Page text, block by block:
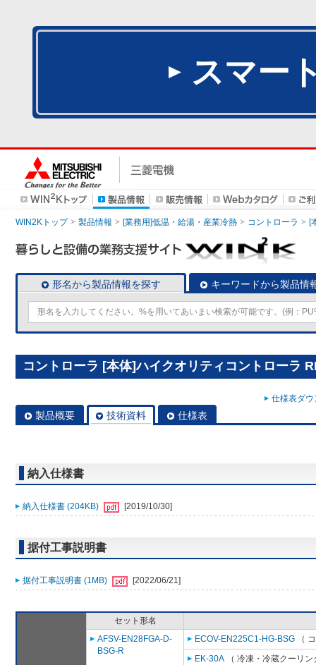
スマー
WIN2Kトップ 製品情報 [業務用]低温・給湯・産業冷熱 コントローラ [
形名から製品情報を探す キーワードから製品情
コントローラ [本体]ハイクオリティコントローラ
仕様表ダ
製品概要 技術資料 仕様表
納入仕様書
納入仕様書 (204KB) [2019/10/30]
据付工事説明書
据付工事説明書 (1MB) [2022/06/21]
セット形名
AFSV-EN28FGA-D-
BSG-R
ECOV-EN225C1-HG-BSG （
EK-30A （ 冷凍・冷蔵クーリ